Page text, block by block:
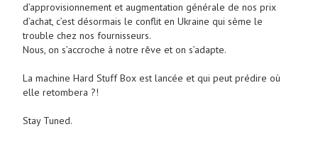
d’approvisionnement et augmentation générale de nos prix
d’achat, c’est désormais le conflit en Ukraine qui sème le
trouble chez nos fournisseurs.
Nous, on s’accroche à notre rêve et on s’adapte.
La machine Hard Stuff Box est lancée et qui peut prédire où
elle retombera ?!
Stay Tuned.